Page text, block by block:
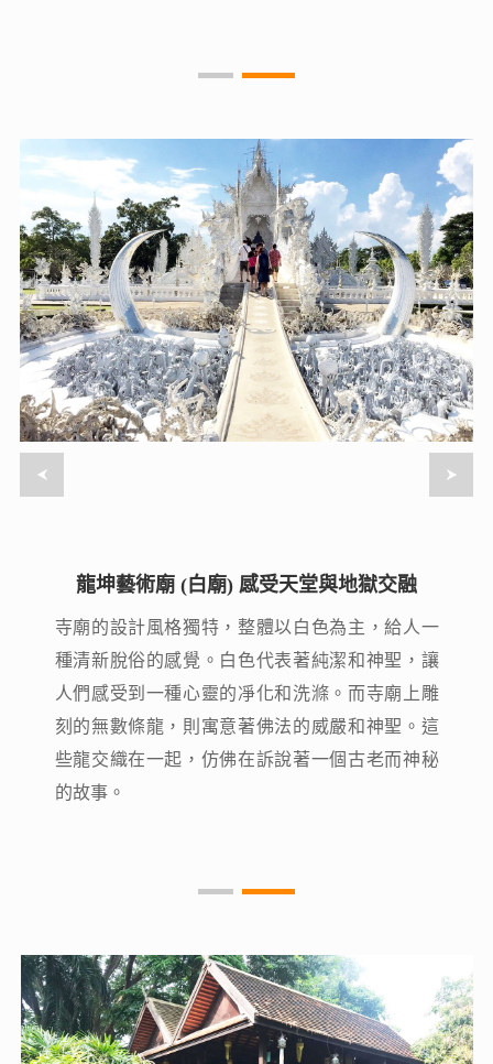
龍坤藝術廟 (白廟) 感受天堂與地獄交融
寺廟的設計風格獨特，整體以白色為主，給人一
種清新脫俗的感覺。白色代表著純潔和神聖，讓
人們感受到一種心靈的凈化和洗滌。而寺廟上雕
刻的無數條龍，則寓意著佛法的威嚴和神聖。這
些龍交織在一起，仿佛在訴說著一個古老而神秘
的故事。
龍坤藝術廟 (白廟) 感受天堂與地獄交融
寺廟的設計風格獨特，整體以白色為主，給人一
種清新脫俗的感覺。白色代表著純潔和神聖，讓
人們感受到一種心靈的凈化和洗滌。而寺廟上雕
刻的無數條龍，則寓意著佛法的威嚴和神聖。這
些龍交織在一起，仿佛在訴說著一個古老而神秘
的故事。